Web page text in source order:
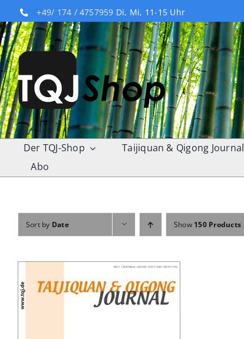
to
content
+49/ 174 / 4757959 Di, Mi, 11-15 Uhr
Der TQJ-Shop Taijiquan & Qigong Journal
Abo
Sort by Date Show 150 Products